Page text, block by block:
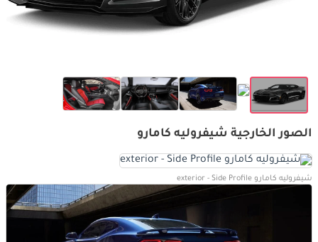
الصور الخارجية شيفروليه كامارو
شيفروليه كامارو exterior - Side Profile